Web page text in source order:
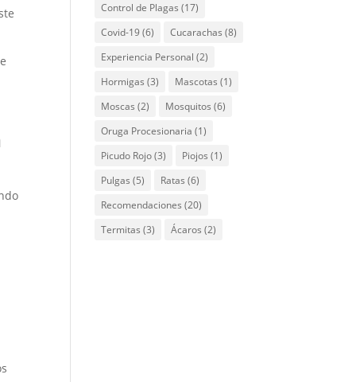
Control de Plagas (17)
Covid-19(6) Cucarachas (8)
Experiencia Personal (2)
Hormigas (3) Mascotas (1)
Moscas (2) Mosquitos (6)
Oruga Procesionaria (1)
Picudo Rojo(3) Piojos (1)
Pulgas (5) Ratas (6)
Recomendaciones (20)
Termitas (3) Ácaros (2)